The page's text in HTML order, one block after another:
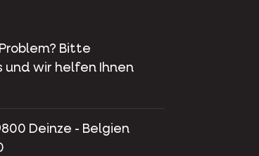
Bitte
und wir helfen Ihnen
Deinze - Belgien